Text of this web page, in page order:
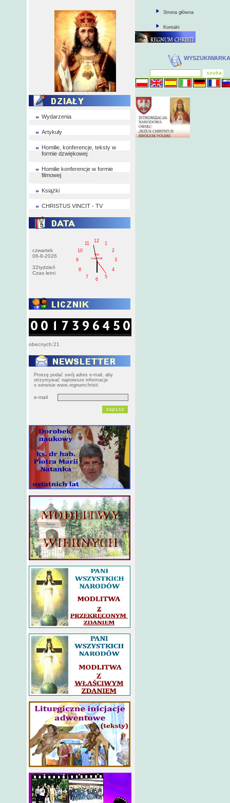
Wydarzenia
Artykuły
Homilie, konferencje, teksty w
formie dzwiękowej
Homilie konferencje w formie
filmowej
Książki
CHRISTUS VINCIT - TV
czwartek
06-8-2026
32tydzień
Czas letni
1
2
3
4
5
6
7
8
9
10
11
12
PM
czwartek
obecnych:21
Proszę podać swój adres e-mail, aby
otrzymywać najnowsze informacje
o serwisie www.regnumchristi
e-mail
Strona główna
Kontakt
WYSZUKIWARKA